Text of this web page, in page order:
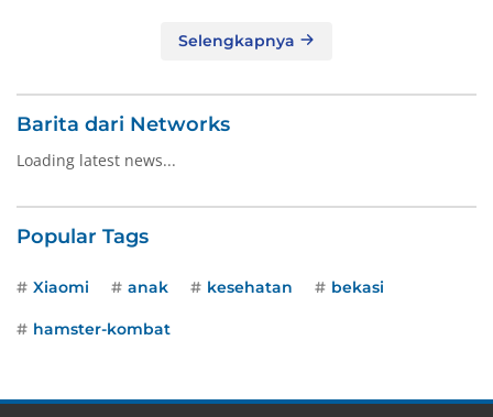
Selengkapnya
Barita dari Networks
Loading latest news...
Popular Tags
Xiaomi anak kesehatan bekasi
hamster-kombat